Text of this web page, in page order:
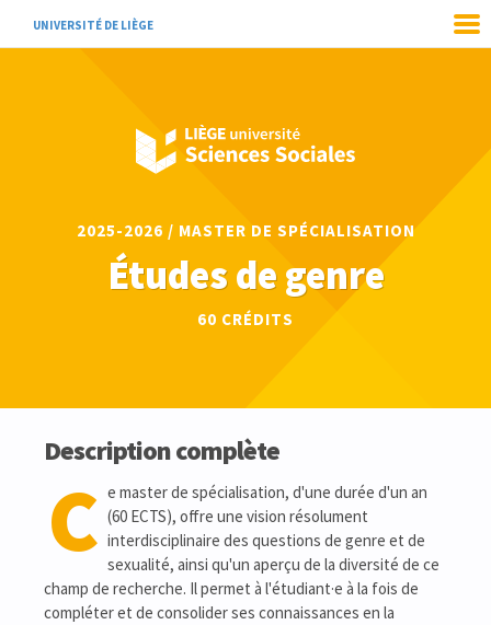
UNIVERSITÉ DE LIÈGE
2025-2026 / MASTER DE SPÉCIALISATION
Études de genre
60 CRÉDITS
Description complète
C e master de spécialisation, d'une durée d'un an
(60 ECTS), offre une vision résolument
interdisciplinaire des questions de genre et de
sexualité, ainsi qu'un aperçu de la diversité de ce
champ de recherche. Il permet à l'étudiant·e à la fois de
compléter et de consolider ses connaissances en la